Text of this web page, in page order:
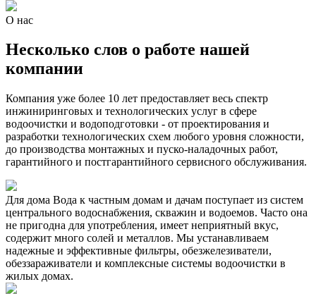
О нас
Несколько слов о работе нашей
компании
Компания уже более 10 лет предоставляет весь спектр
инжиниринговых и технологических услуг в сфере
водоочистки и водоподготовки - от проектирования и
разработки технологических схем любого уровня сложности,
до производства монтажных и пуско-наладочных работ,
гарантийного и постгарантийного сервисного обслуживания.
Для дома Вода к частным домам и дачам поступает из систем
центрального водоснабжения, скважин и водоемов. Часто она
не пригодна для употребления, имеет неприятный вкус,
содержит много солей и металлов. Мы устанавливаем
надежные и эффективные фильтры, обезжелезиватели,
обеззараживатели и комплексные системы водоочистки в
жилых домах.